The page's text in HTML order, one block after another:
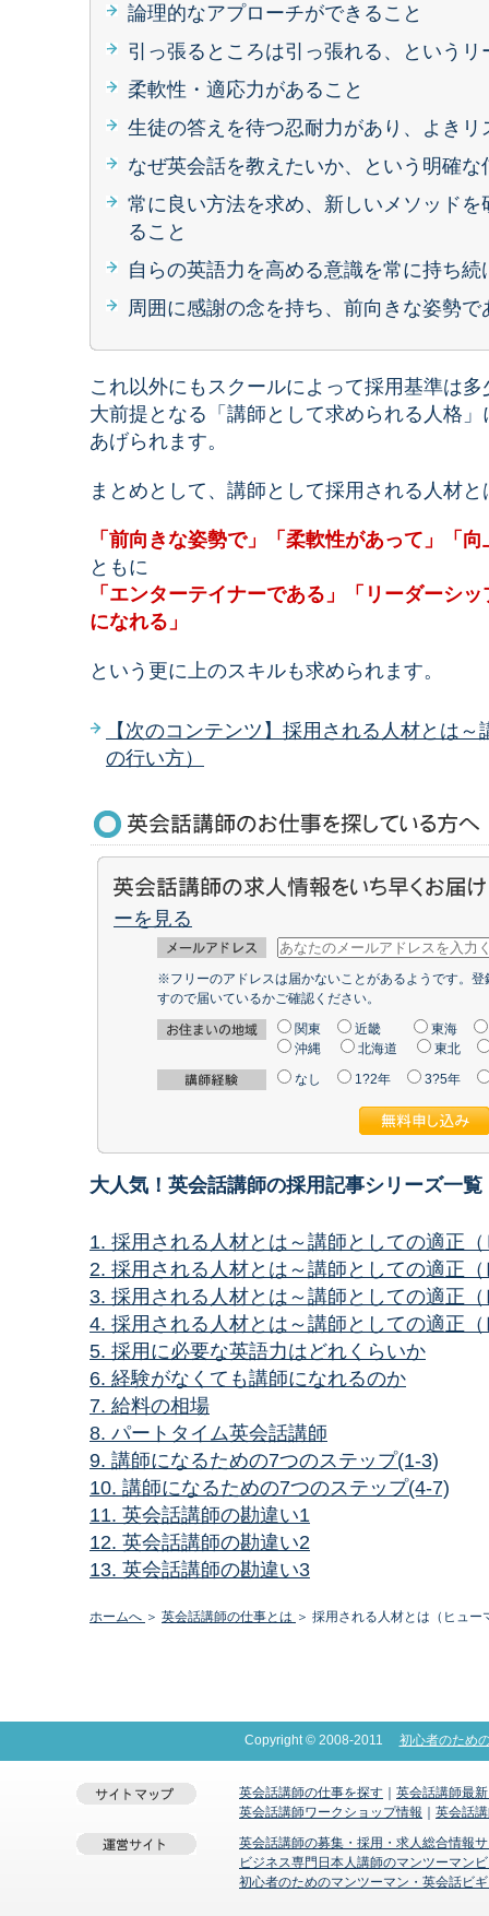
論理的なアプローチができること
引っ張るところは引っ張れる、という
柔軟性・適応力があること
生徒の答えを待つ忍耐力があり、よきリ
なぜ英会話を教えたいか、という明確
常に良い方法を求め、新しいメソッド
ること
自らの英語力を高める意識を常に持ち続
周囲に感謝の念を持ち、前向きな姿勢で
これ以外にもスクールによって採用基準は
大前提となる「講師として求められる人格
あげられます。
まとめとして、講師として採用される人材と
「前向きな姿勢で」「柔軟性があって」「
ともに
「エンターテイナーである」「リーダーシ
になれる」
という更に上のスキルも求められます。
【次のコンテンツ】採用される人材とは
の行い方）
ーを見る
※フリーのアドレスは届かないことがあるようです。
すので届いているかご確認ください。
関東
近畿 東海
沖縄
北海道
東北
なし
1?2年 3?5年
大人気！英会話講師の採用記事シリーズ一覧
1. 採用される人材とは～講師としての適正
2. 採用される人材とは～講師としての適正
3. 採用される人材とは～講師としての適正
4. 採用される人材とは～講師としての適正
5. 採用に必要な英語力はどれくらいか
6. 経験がなくても講師になれるのか
7. 給料の相場
8. パートタイム英会話講師
9. 講師になるための7つのステップ(1-3)
10. 講師になるための7つのステップ(4-7)
11. 英会話講師の勘違い1
12. 英会話講師の勘違い2
13. 英会話講師の勘違い3
ホームへ ＞ 英会話講師の仕事とは ＞ 採用される人材とは（ヒュー
Copyright © 2008-2011 初心者のため
英会話講師の仕事を探す
英会話講師最
英会話講師ワークショップ情報
英会話
英会話講師の募集・採用・求人総合情報
ビジネス専門日本人講師のマンツーマン
初心者のためのマンツーマン・英会話ビ